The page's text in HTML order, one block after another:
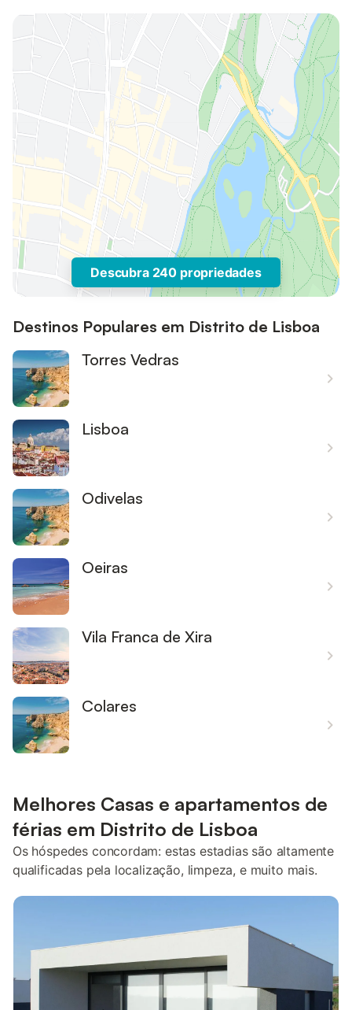
Descubra 240 propriedades
Destinos Populares em Distrito de Lisboa
Torres Vedras
Lisboa
Odivelas
Oeiras
Vila Franca de Xira
Colares
Melhores Casas e apartamentos de
férias em Distrito de Lisboa
Os hóspedes concordam: estas estadias são altamente
qualificadas pela localização, limpeza, e muito mais.